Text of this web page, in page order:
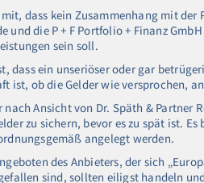
dass kein Zusammenhang mit der
und die P + F Portfolio + Finanz
sein soll.
dass ein unseriöser oder gar
ist, ob die Gelder wie versprochen,
Ansicht von Dr. Späth & Partner
zu sichern, bevor es zu spät ist.
angelegt werden.
des Anbieters, der sich
sind, sollten eiligst handeln